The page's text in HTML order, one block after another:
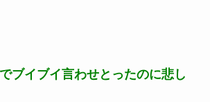
ブイブイ言わせとったのに悲し